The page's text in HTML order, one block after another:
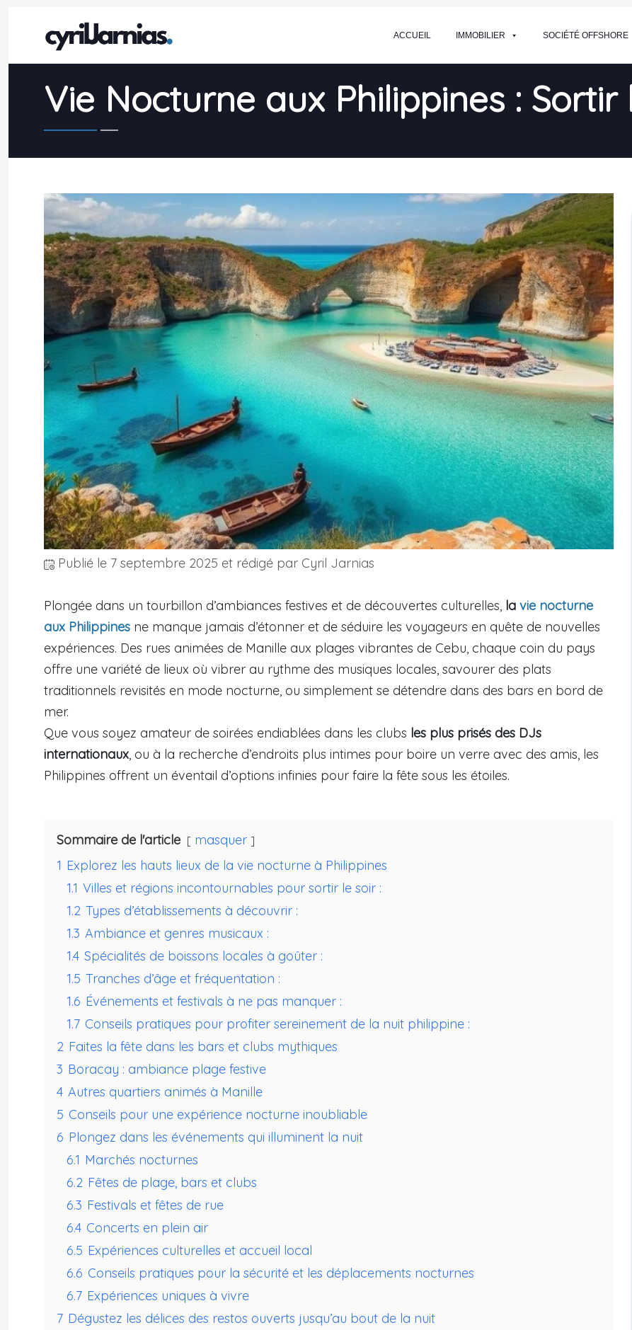
ACCUEIL IMMOBILIER SOCIÉTÉ OFFSHORE
Vie Nocturne aux Philippines : Sortir
Publié le 7 septembre 2025 et rédigé par Cyril Jarnias
Plongée dans un tourbillon d’ambiances festives et de découvertes culturelles, la vie nocturne
aux Philippines ne manque jamais d’étonner et de séduire les voyageurs en quête de nouvelles
expériences. Des rues animées de Manille aux plages vibrantes de Cebu, chaque coin du pays
offre une variété de lieux où vibrer au rythme des musiques locales, savourer des plats
traditionnels revisités en mode nocturne, ou simplement se détendre dans des bars en bord de
mer.
Que vous soyez amateur de soirées endiablées dans les clubs les plus prisés des DJs
internationaux, ou à la recherche d’endroits plus intimes pour boire un verre avec des amis, les
Philippines offrent un éventail d’options infinies pour faire la fête sous les étoiles.
Sommaire de l'article
masquer
1 Explorez les hauts lieux de la vie nocturne à Philippines
1.1 Villes et régions incontournables pour sortir le soir :
1.2 Types d’établissements à découvrir :
1.3 Ambiance et genres musicaux :
1.4 Spécialités de boissons locales à goûter :
1.5 Tranches d’âge et fréquentation :
1.6 Événements et festivals à ne pas manquer :
1.7 Conseils pratiques pour profiter sereinement de la nuit philippine :
2 Faites la fête dans les bars et clubs mythiques
3 Boracay : ambiance plage festive
4 Autres quartiers animés à Manille
5 Conseils pour une expérience nocturne inoubliable
6 Plongez dans les événements qui illuminent la nuit
6.1 Marchés nocturnes
6.2 Fêtes de plage, bars et clubs
6.3 Festivals et fêtes de rue
6.4 Concerts en plein air
6.5 Expériences culturelles et accueil local
6.6 Conseils pratiques pour la sécurité et les déplacements nocturnes
6.7 Expériences uniques à vivre
7 Dégustez les délices des restos ouverts jusqu’au bout de la nuit